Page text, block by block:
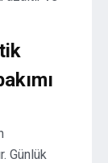
Günlük